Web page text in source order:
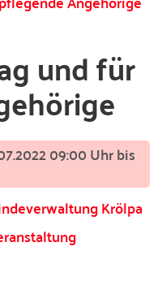
und für
09:00 Uhr bis
Krölpa